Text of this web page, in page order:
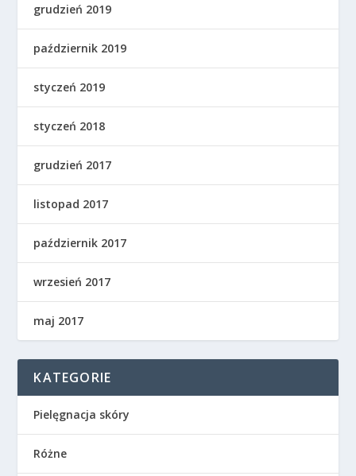
grudzień 2019
październik 2019
styczeń 2019
styczeń 2018
grudzień 2017
listopad 2017
październik 2017
wrzesień 2017
maj 2017
KATEGORIE
Pielęgnacja skóry
Różne